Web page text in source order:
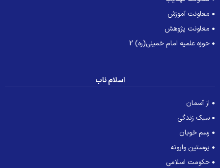
معاونت آموزش
معاونت پژوهش
حوزه علمیه امام خمینی(ره) 2
اسلام ناب
از آسمان
سبک زندگی
رسم خوبان
پوستین وارونه
حکومت اسلامی